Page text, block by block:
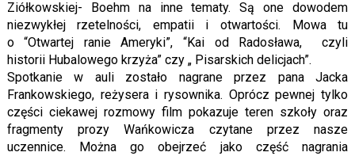
Ziółkowskiej- Boehm na inne tematy. Są one dowodem
niezwykłej rzetelności, empatii i otwartości. Mowa tu
o “Otwartej ranie Ameryki”, “Kai od Radosława, czyli
historii Hubalowego krzyża” czy „ Pisarskich delicjach”.
Spotkanie w auli zostało nagrane przez pana Jacka
Frankowskiego, reżysera i rysownika. Oprócz pewnej tylko
części ciekawej rozmowy film pokazuje teren szkoły oraz
fragmenty prozy Wańkowicza czytane przez nasze
uczennice. Można go obejrzeć jako część nagrania